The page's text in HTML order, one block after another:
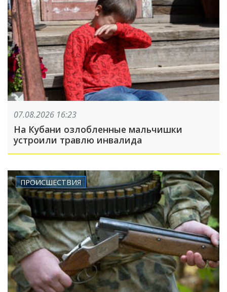
07.08.2026 16:23
На Кубани озлобленные мальчишки
устроили травлю инвалида
ПРОИСШЕСТВИЯ